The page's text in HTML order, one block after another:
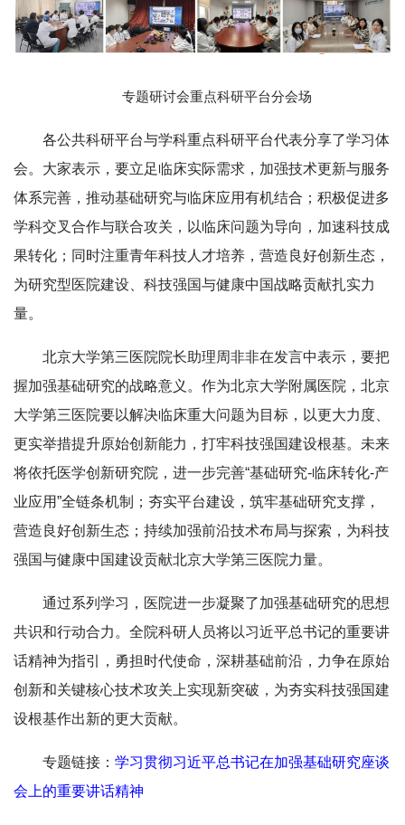
专题研讨会重点科研平台分会场
各公共科研平台与学科重点科研平台代表分享了学习体
会。大家表示，要立足临床实际需求，加强技术更新与服务
体系完善，推动基础研究与临床应用有机结合；积极促进多
学科交叉合作与联合攻关，以临床问题为导向，加速科技成
果转化；同时注重青年科技人才培养，营造良好创新生态，
为研究型医院建设、科技强国与健康中国战略贡献扎实力
量。
北京大学第三医院院长助理周非非在发言中表示，要把
握加强基础研究的战略意义。作为北京大学附属医院，北京
大学第三医院要以解决临床重大问题为目标，以更大力度、
更实举措提升原始创新能力，打牢科技强国建设根基。未来
将依托医学创新研究院，进一步完善“基础研究-临床转化-产
业应用”全链条机制；夯实平台建设，筑牢基础研究支撑，
营造良好创新生态；持续加强前沿技术布局与探索，为科技
强国与健康中国建设贡献北京大学第三医院力量。
通过系列学习，医院进一步凝聚了加强基础研究的思想
共识和行动合力。全院科研人员将以习近平总书记的重要讲
话精神为指引，勇担时代使命，深耕基础前沿，力争在原始
创新和关键核心技术攻关上实现新突破，为夯实科技强国建
设根基作出新的更大贡献。
专题链接： 学习贯彻习近平总书记在加强基础研究座谈
会上的重要讲话精神